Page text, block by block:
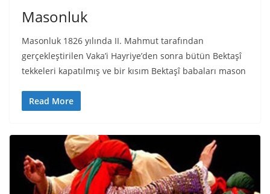
Masonluk
Masonluk 1826 yılında II. Mahmut tarafından
gerçekleştirilen Vaka’i Hayriye’den sonra bütün Bektaşî
tekkeleri kapatılmış ve bir kısım Bektaşî babaları mason
Read More